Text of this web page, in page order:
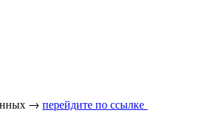
→ перейдите по ссылке